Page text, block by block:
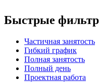
Быстрые
Частичная занятость
Гибкий график
Полная занятость
Полный день
Проектная работа